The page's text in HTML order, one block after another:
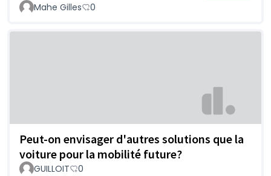
Mahe Gilles
0
Peut-on envisager d'autres solutions que la
voiture pour la mobilité future?
GUILLOIT 0